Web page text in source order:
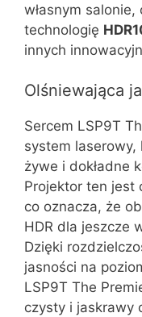
własnym
technologię
innych
Olśniewająca
Sercem LSP9T
system
żywe i dokładne
Projektor ten jest
co oznacza, że
HDR dla jeszcze
Dzięki
jasności na
LSP9T The
czysty i jaskrawy